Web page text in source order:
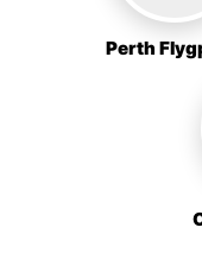
Perth